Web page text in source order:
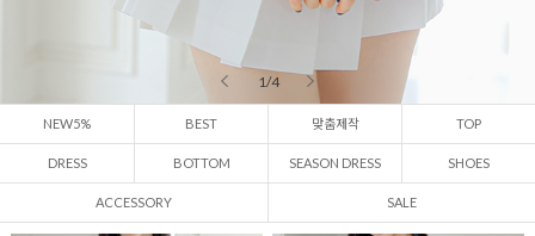
2 / 4
NEW5% BEST 맞춤제작 TOP
DRESS BOTTOM SEASON DRESS SHOES
ACCESSORY SALE